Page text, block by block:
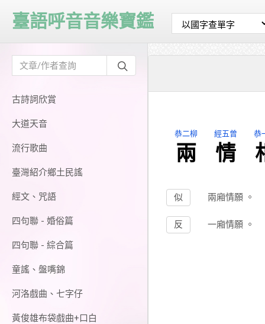
古詩詞欣賞
大道天音
流行歌曲
臺灣紹介鄉土民謠
經文、咒語
四句聯 - 婚俗篇
四句聯 - 綜合篇
童謠、盤嘴錦
河洛戲曲、七字仔
黃俊雄布袋戲曲+口白
臺語呼音音樂寶鑑
恭二柳
兩
經五曾
情
恭
兩廂情願 。
似
一廂情願 。
反